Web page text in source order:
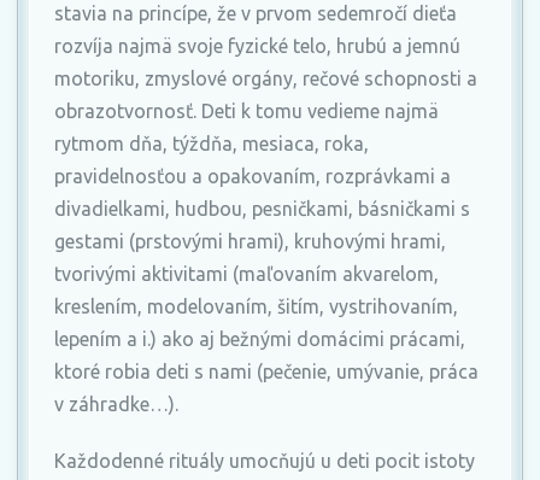
stavia na princípe, že v prvom sedemročí dieťa
rozvíja najmä svoje fyzické telo, hrubú a jemnú
motoriku, zmyslové orgány, rečové schopnosti a
obrazotvornosť. Deti k tomu vedieme najmä
rytmom dňa, týždňa, mesiaca, roka,
pravidelnosťou a opakovaním, rozprávkami a
divadielkami, hudbou, pesničkami, básničkami s
gestami (prstovými hrami), kruhovými hrami,
tvorivými aktivitami (maľovaním akvarelom,
kreslením, modelovaním, šitím, vystrihovaním,
lepením a i.) ako aj bežnými domácimi prácami,
ktoré robia deti s nami (pečenie, umývanie, práca
v záhradke…).
Každodenné rituály umocňujú u deti pocit istoty